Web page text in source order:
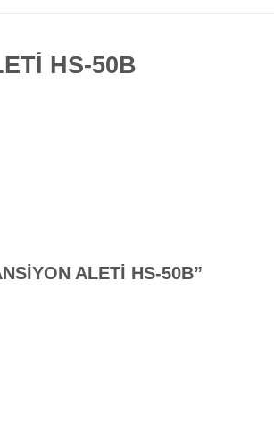
HS-50B
ALETİ HS-50B”